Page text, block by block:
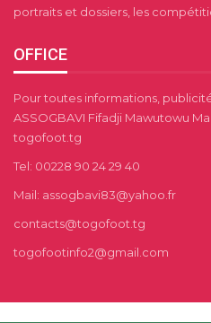
portraits et dossiers, les
OFFICE
Pour toutes informations,
ASSOGBAVI Fifadji Mawutowu
togofoot.tg
Tel: 00228 90 24 29 40
Mail: assogbavi83@yahoo.fr
contacts@togofoot.tg
togofootinfo2@gmail.com